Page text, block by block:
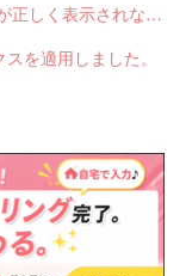
【LINE対応Web予約】カレンダーの文字色が正しく表示されないバグを修正しました。
を適用しました。